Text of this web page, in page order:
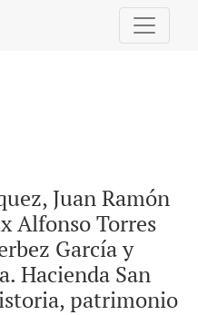
Ramón Garza Guajardo,
Juan Ramón
Alfonso Torres
García y
Hacienda San
patrimonio